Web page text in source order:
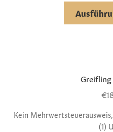
Greifling
€
Kein
(1)